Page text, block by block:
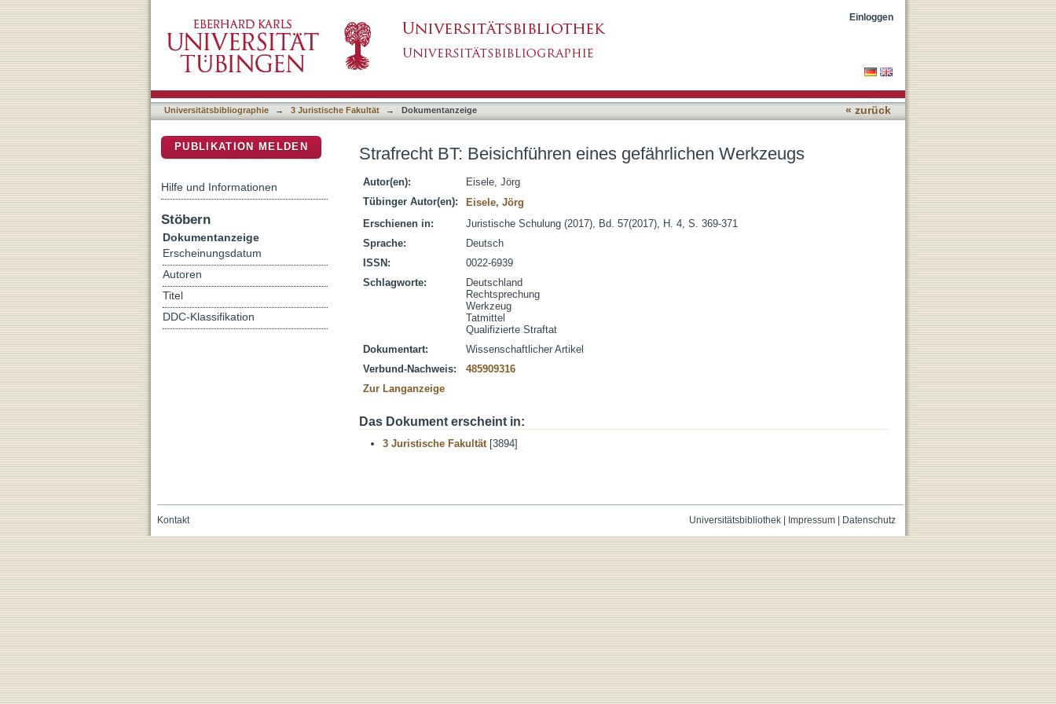
Einloggen
Universitätsbibliographie → 3 Juristische Fakultät → Dokumentanzeige « zurück
Strafrecht BT: Beisichführen eines gefährlichen Werkzeugs
Autor(en):
Eisele, Jörg
Tübinger Autor(en):
Eisele, Jörg
Erschienen in:
Juristische Schulung (2017), Bd. 57(2017), H. 4, S. 369-371
Sprache:
Deutsch
ISSN:
0022-6939
Schlagworte:
Deutschland
Rechtsprechung
Werkzeug
Tatmittel
Qualifizierte Straftat
Dokumentart:
Wissenschaftlicher Artikel
Verbund-Nachweis:
485909316
Zur Langanzeige
Das Dokument erscheint in:
3 Juristische Fakultät[3894]
PUBLIKATION MELDEN
Hilfe und Informationen
Stöbern
Dokumentanzeige
Erscheinungsdatum
Autoren
Titel
DDC-Klassifikation
Universitätsbibliothek| Impressum| Datenschutz
Kontakt